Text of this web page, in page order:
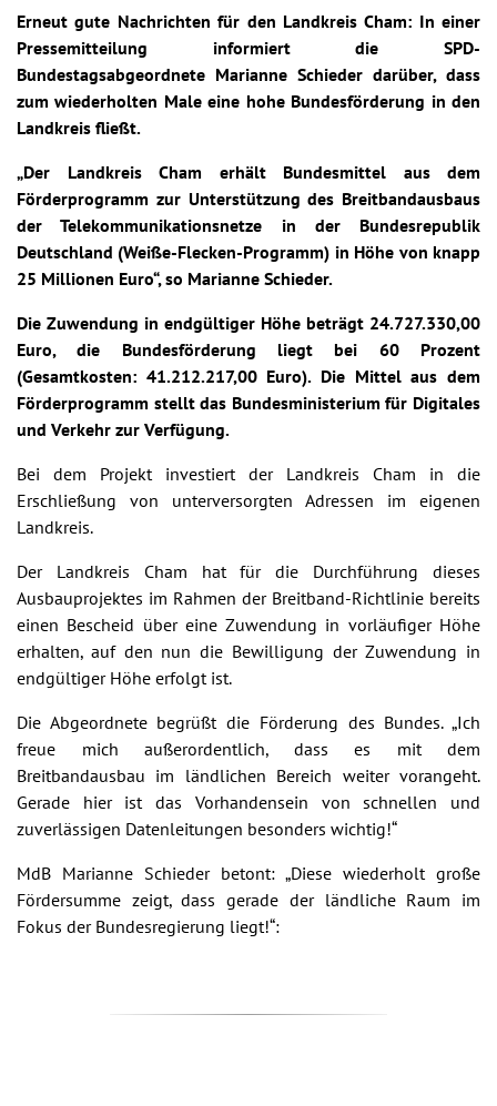
Erneut gute Nachrichten für den Landkreis Cham: In einer
Pressemitteilung informiert die SPD-
Bundestagsabgeordnete Marianne Schieder darüber, dass
zum wiederholten Male eine hohe Bundesförderung in den
Landkreis fließt.
„Der Landkreis Cham erhält Bundesmittel aus dem
Förderprogramm zur Unterstützung des Breitbandausbaus
der Telekommunikationsnetze in der Bundesrepublik
Deutschland (Weiße-Flecken-Programm) in Höhe von knapp
25 Millionen Euro“, so Marianne Schieder.
Die Zuwendung in endgültiger Höhe beträgt 24.727.330,00
Euro, die Bundesförderung liegt bei 60 Prozent
(Gesamtkosten: 41.212.217,00 Euro). Die Mittel aus dem
Förderprogramm stellt das Bundesministerium für Digitales
und Verkehr zur Verfügung.
Bei dem Projekt investiert der Landkreis Cham in die
Erschließung von unterversorgten Adressen im eigenen
Landkreis.
Der Landkreis Cham hat für die Durchführung dieses
Ausbauprojektes im Rahmen der Breitband-Richtlinie bereits
einen Bescheid über eine Zuwendung in vorläufiger Höhe
erhalten, auf den nun die Bewilligung der Zuwendung in
endgültiger Höhe erfolgt ist.
Die Abgeordnete begrüßt die Förderung des Bundes. „Ich
freue mich außerordentlich, dass es mit dem
Breitbandausbau im ländlichen Bereich weiter vorangeht.
Gerade hier ist das Vorhandensein von schnellen und
zuverlässigen Datenleitungen besonders wichtig!“
MdB Marianne Schieder betont: „Diese wiederholt große
Fördersumme zeigt, dass gerade der ländliche Raum im
Fokus der Bundesregierung liegt!“: